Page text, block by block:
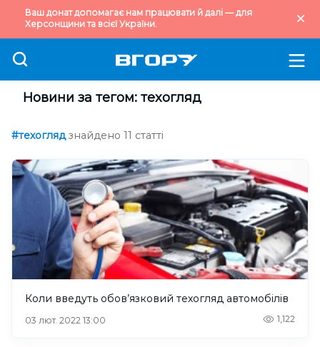
Ваш донат допомагає нам працювати й далі — для
Херсонщини та всієї України.
Новини за тегом: техогляд
#техогляд знайдено 11 статті
Коли введуть обов’язковий техогляд автомобілів
03 лют. 2022 13:00 1,122